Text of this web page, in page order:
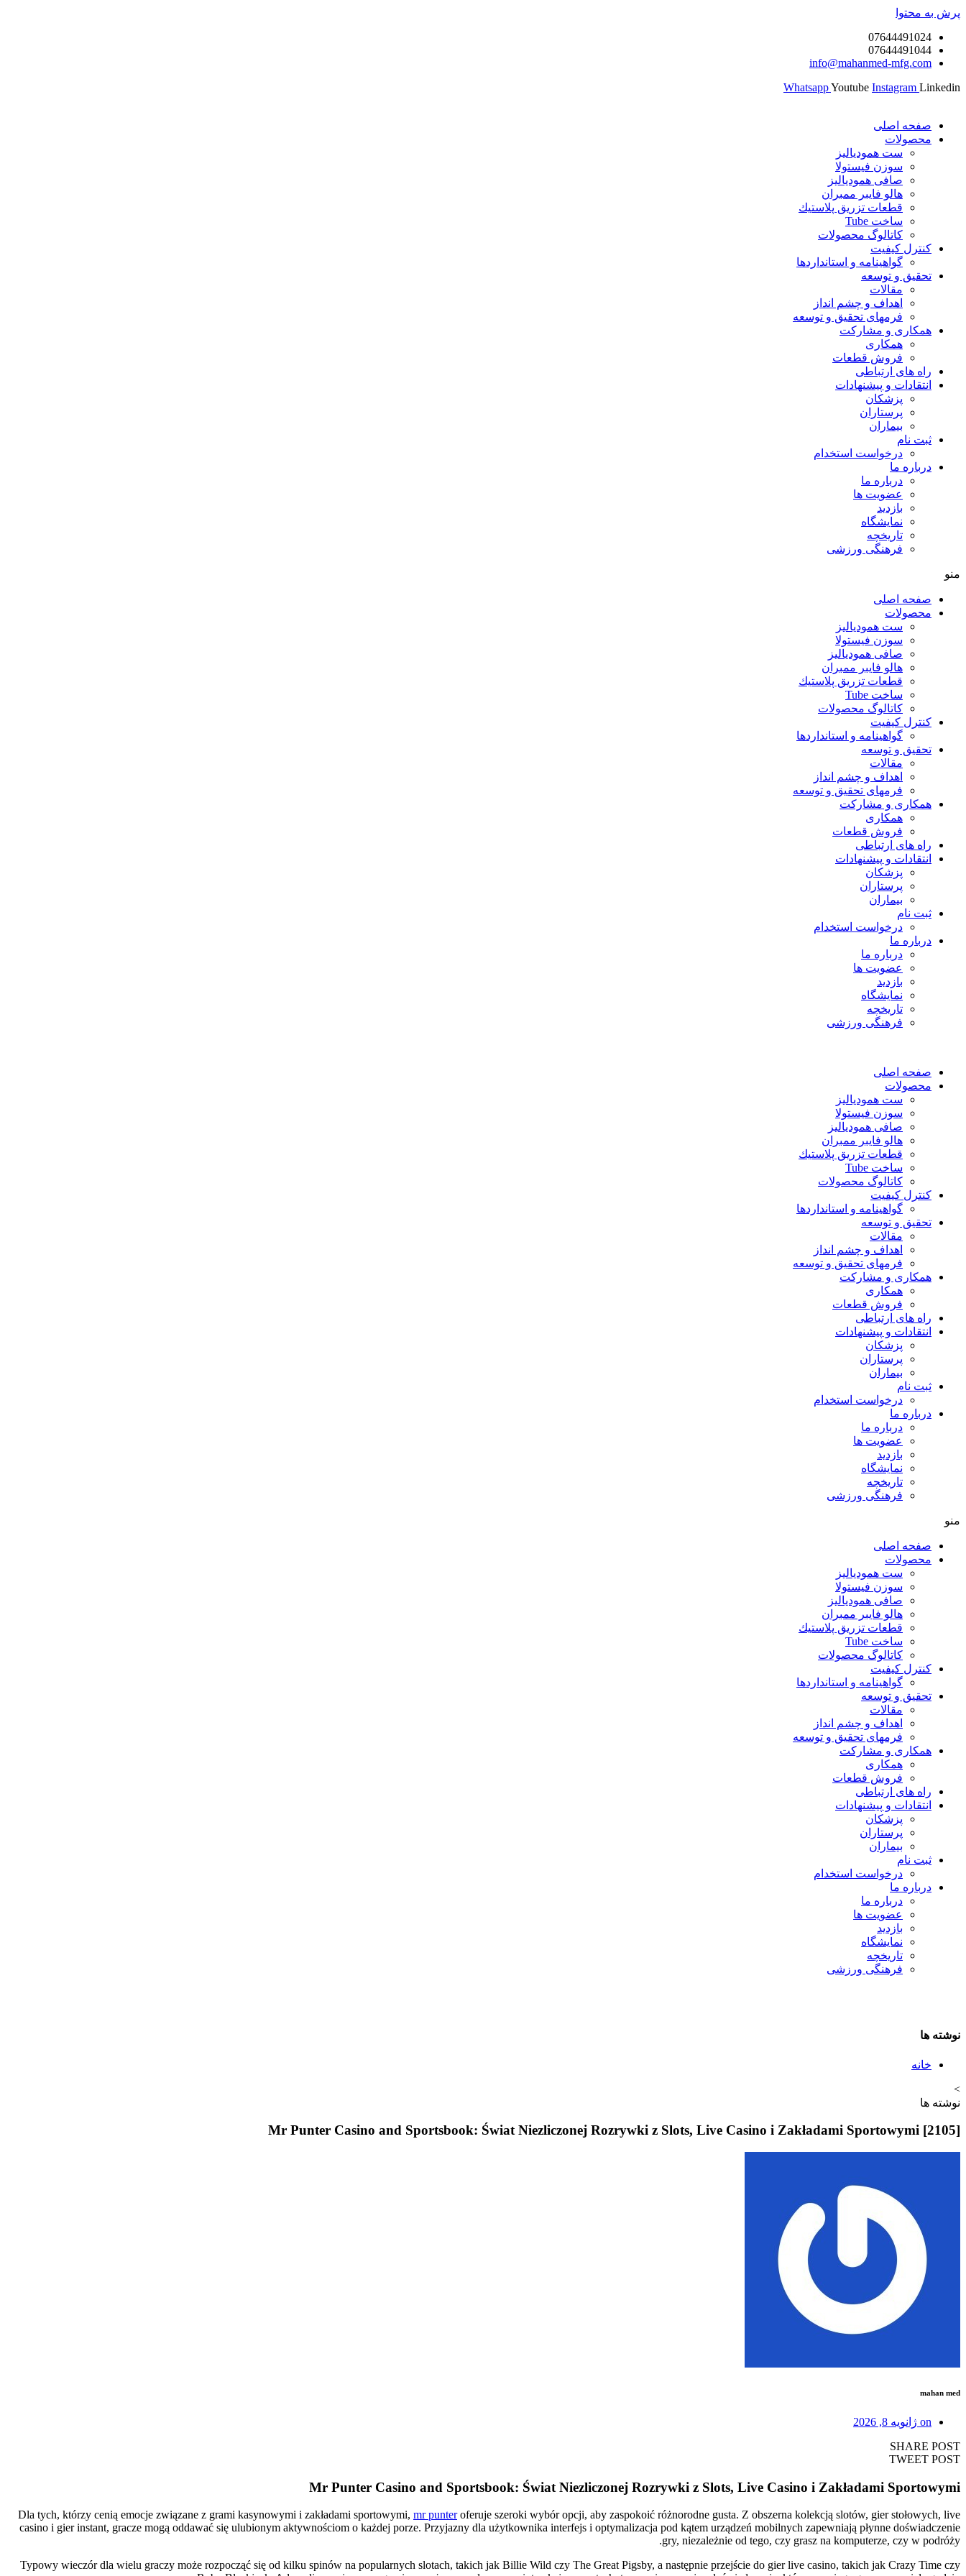
پرش به محتوا
07644491024
07644491044
info@mahanmed-mfg.com
WhatsappYoutube Instagram Linkedin
صفحه اصلی
محصولات
ست همودیالیز
سوزن فیستولا
صافی همودیالیز
هالو فایبر ممبران
قطعات تزريق پلاستيك
ساخت Tube
کاتالوگ محصولات
کنترل کیفیت
گواهينامه و استانداردها
تحقيق و توسعه
مقالات
اهداف و چشم انداز
فرمهای تحقیق و توسعه
همکاری و مشارکت
همکاری
فروش قطعات
راه های ارتباطی
انتقادات و پيشنهادات
پزشكان
پرستاران
بيماران
ثبت نام
درخواست استخدام
درباره ما
درباره ما
عضویت ها
بازدید
نمایشگاه
تاريخچه
فرهنگی ورزشی
منو
صفحه اصلی
محصولات
ست همودیالیز
سوزن فیستولا
صافی همودیالیز
هالو فایبر ممبران
قطعات تزريق پلاستيك
ساخت Tube
کاتالوگ محصولات
کنترل کیفیت
گواهينامه و استانداردها
تحقيق و توسعه
مقالات
اهداف و چشم انداز
فرمهای تحقیق و توسعه
همکاری و مشارکت
همکاری
فروش قطعات
راه های ارتباطی
انتقادات و پيشنهادات
پزشكان
پرستاران
بيماران
ثبت نام
درخواست استخدام
درباره ما
درباره ما
عضویت ها
بازدید
نمایشگاه
تاريخچه
فرهنگی ورزشی
صفحه اصلی
محصولات
ست همودیالیز
سوزن فیستولا
صافی همودیالیز
هالو فایبر ممبران
قطعات تزريق پلاستيك
ساخت Tube
کاتالوگ محصولات
کنترل کیفیت
گواهينامه و استانداردها
تحقيق و توسعه
مقالات
اهداف و چشم انداز
فرمهای تحقیق و توسعه
همکاری و مشارکت
همکاری
فروش قطعات
راه های ارتباطی
انتقادات و پيشنهادات
پزشكان
پرستاران
بيماران
ثبت نام
درخواست استخدام
درباره ما
درباره ما
عضویت ها
بازدید
نمایشگاه
تاريخچه
فرهنگی ورزشی
منو
صفحه اصلی
محصولات
ست همودیالیز
سوزن فیستولا
صافی همودیالیز
هالو فایبر ممبران
قطعات تزريق پلاستيك
ساخت Tube
کاتالوگ محصولات
کنترل کیفیت
گواهينامه و استانداردها
تحقيق و توسعه
مقالات
اهداف و چشم انداز
فرمهای تحقیق و توسعه
همکاری و مشارکت
همکاری
فروش قطعات
راه های ارتباطی
انتقادات و پيشنهادات
پزشكان
پرستاران
بيماران
ثبت نام
درخواست استخدام
درباره ما
درباره ما
عضویت ها
بازدید
نمایشگاه
تاريخچه
فرهنگی ورزشی
نوشته ها
خانه
>
نوشته ها
Mr Punter Casino and Sportsbook: Świat Niezliczonej Rozrywki z Slots, Live Casino i Zakładami Sportowymi [2105]
mahan med
on ژانویه 8, 2026
SHARE POST
TWEET POST
Mr Punter Casino and Sportsbook: Świat Niezliczonej Rozrywki z Slots, Live Casino i Zakładami Sportowymi
Dla tych, którzy cenią emocje związane z grami kasynowymi i zakładami sportowymi, mr punteroferuje szeroki wybór opcji, aby zaspokoić różnorodne gusta. Z obszerna kolekcją slotów, gier stołowych, live
casino i gier instant, gracze mogą oddawać się ulubionym aktywnościom o każdej porze. Przyjazny dla użytkownika interfejs i optymalizacja pod kątem urządzeń mobilnych zapewniają płynne doświadczenie
gry, niezależnie od tego, czy grasz na komputerze, czy w podróży.
Typowy wieczór dla wielu graczy może rozpocząć się od kilku spinów na popularnych slotach, takich jak Billie Wild czy The Great Pigsby, a następnie przejście do gier live casino, takich jak Crazy Time czy